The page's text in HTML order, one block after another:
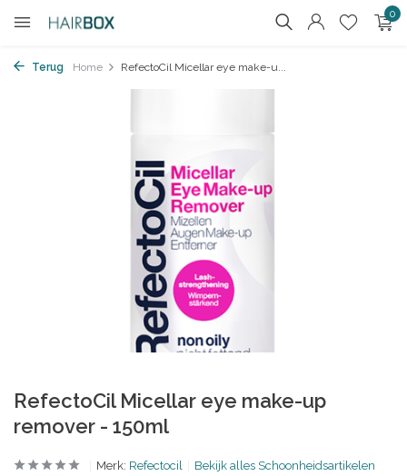
0
Terug Home RefectoCil Micellar eye make-u...
RefectoCil Micellar eye make-up
remover - 150ml
Merk: Refectocil Bekijk alles Schoonheidsartikelen